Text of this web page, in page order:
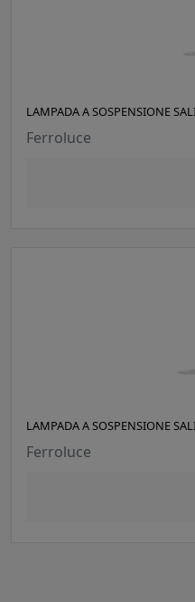
LAMPADA A SOSPENSIONE
Ferroluce
LAMPADA A SOSPENSIONE
Ferroluce